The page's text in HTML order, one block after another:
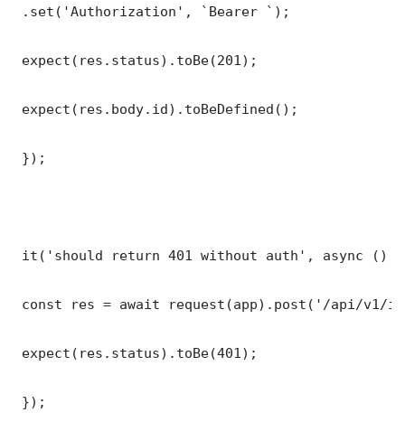
.set('Authorization', `Bearer `);
expect(res.status).toBe(201);
expect(res.body.id).toBeDefined();
});
it('should return 401 without auth', async ()
const res = await request(app).post('/api/v1/
expect(res.status).toBe(401);
});